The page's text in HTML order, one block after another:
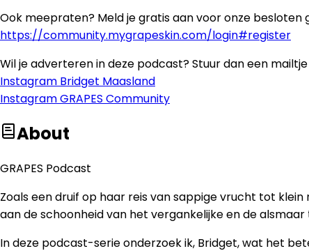
Ook meepraten? Meld je gratis aan voor onze besloten
https://community.mygrapeskin.com/login#register
Wil je adverteren in deze podcast? Stuur dan een
Instagram Bridget Maasland
Instagram GRAPES Community
About
GRAPES Podcast
Zoals een druif op haar reis van sappige vrucht tot
aan de schoonheid van het vergankelijke en de alsmaar
In deze podcast-serie onderzoek ik, Bridget, wat het